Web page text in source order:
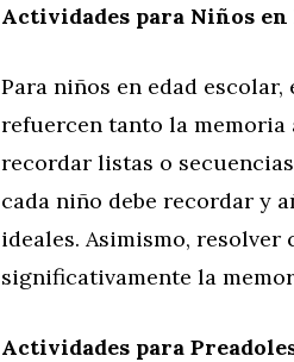
Actividades para Niños en
Para niños en edad
refuercen tanto la memoria
recordar listas o
cada niño debe recordar y
ideales. Asimismo,
significativamente la
Actividades para